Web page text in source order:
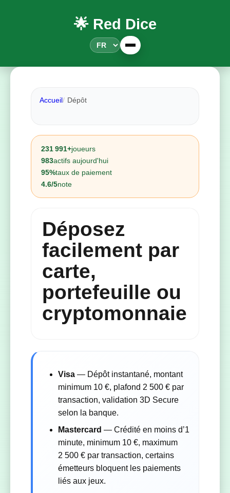
🌟 Red Dice
Accueil Dépôt
231 991+joueurs
983actifs aujourd'hui
95%taux de paiement
4.6/5note
Déposez
facilement par
carte,
portefeuille ou
cryptomonnaie
Visa— Dépôt instantané, montant
minimum 10 €, plafond 2 500 € par
transaction, validation 3D Secure
selon la banque.
Mastercard — Crédité en moins d’1
minute, minimum 10 €, maximum
2 500 € par transaction, certains
émetteurs bloquent les paiements
liés aux jeux.